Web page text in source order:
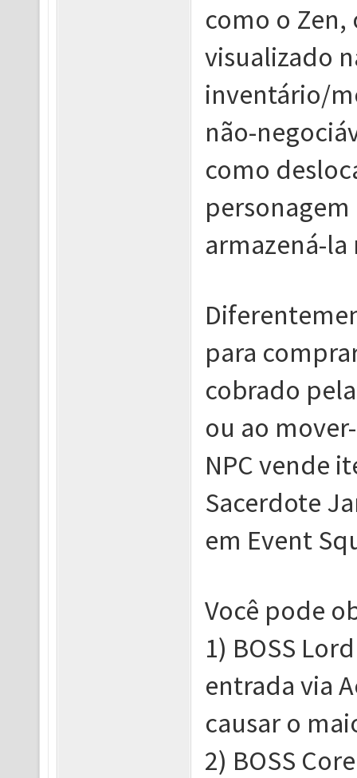
como o Zen,
visualizado
inventário/
não-
como
armazená-la
para
cobrado
ou ao
NPC vende
Sacerdote
em Event
Você pode
1) BOSS
entrada via
causar o
2) BOSS